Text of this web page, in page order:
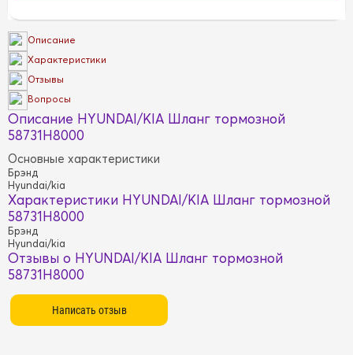
Описание
Характеристики
Отзывы
Вопросы
Описание HYUNDAI/KIA Шланг тормозной
58731H8000
Основные характеристики
Брэнд
Hyundai/kia
Характеристики HYUNDAI/KIA Шланг тормозной
58731H8000
Брэнд
Hyundai/kia
Отзывы о HYUNDAI/KIA Шланг тормозной
58731H8000